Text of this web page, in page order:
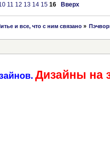
11 12 13 14 15 16 Вверх
и все, что с ним связано»
Дизайны на